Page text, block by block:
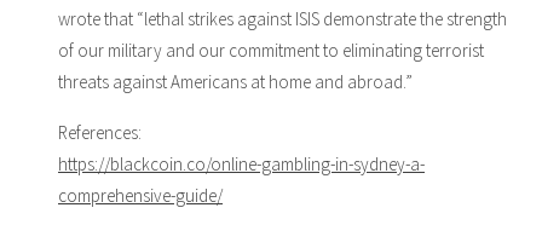
wrote that “lethal strikes against ISIS demonstrate the strength
of our military and our commitment to eliminating terrorist
threats against Americans at home and abroad.”
References:
https://blackcoin.co/online-gambling-in-sydney-a-
comprehensive-guide/